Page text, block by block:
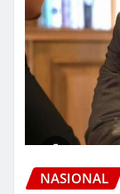
NASIONAL